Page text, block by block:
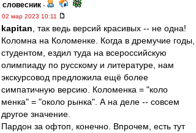
словесник -
02 мар 2023 10:11
kapitan , так ведь версий красивых -- не одна!
Коломна на Коломенке. Когда в дремучие годы,
студентом, ездил туда на всероссийскую
олимпиаду по русскому и литературе, нам
экскурсовод предложила ещё более
симпатичную версию. Коломенка = "коло
менка" = "около рынка". А на деле -- совсем
другое значение.
Пардон за офтоп, конечно. Впрочем, есть тут